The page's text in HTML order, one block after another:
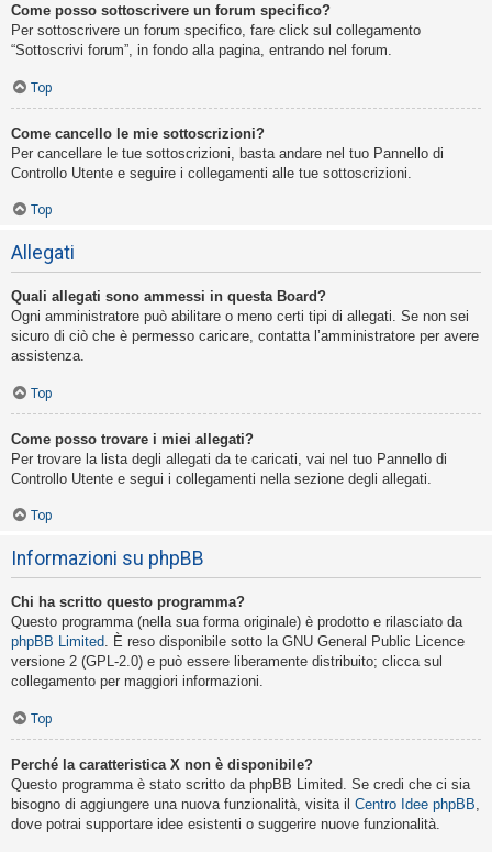
Come posso sottoscrivere un forum specifico?
Per sottoscrivere un forum specifico, fare click sul collegamento
“Sottoscrivi forum”, in fondo alla pagina, entrando nel forum.
Top
Come cancello le mie sottoscrizioni?
Per cancellare le tue sottoscrizioni, basta andare nel tuo Pannello di
Controllo Utente e seguire i collegamenti alle tue sottoscrizioni.
Top
Allegati
Quali allegati sono ammessi in questa Board?
Ogni amministratore può abilitare o meno certi tipi di allegati. Se non sei
sicuro di ciò che è permesso caricare, contatta l’amministratore per avere
assistenza.
Top
Come posso trovare i miei allegati?
Per trovare la lista degli allegati da te caricati, vai nel tuo Pannello di
Controllo Utente e segui i collegamenti nella sezione degli allegati.
Top
Informazioni su phpBB
Chi ha scritto questo programma?
Questo programma (nella sua forma originale) è prodotto e rilasciato da
phpBB Limited. È reso disponibile sotto la GNU General Public Licence
versione 2 (GPL-2.0) e può essere liberamente distribuito; clicca sul
collegamento per maggiori informazioni.
Top
Perché la caratteristica X non è disponibile?
Questo programma è stato scritto da phpBB Limited. Se credi che ci sia
bisogno di aggiungere una nuova funzionalità, visita il Centro Idee phpBB,
dove potrai supportare idee esistenti o suggerire nuove funzionalità.